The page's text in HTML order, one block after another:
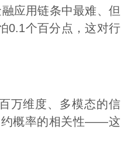
应用链条中最难、但
0.1个百分点，这对行
万维度、多模态的信
约概率的相关性——这